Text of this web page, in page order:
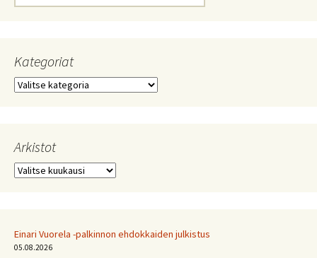
Kategoriat
Kategoriat
Arkistot
Arkistot
Einari Vuorela -palkinnon ehdokkaiden julkistus
05.08.2026